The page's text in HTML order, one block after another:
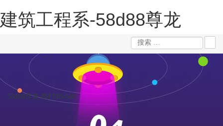
建筑工程系-58d88尊龙
58d88尊龙-凯时88kb88